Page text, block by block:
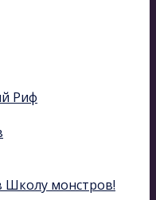
Риф
Школу монстров!